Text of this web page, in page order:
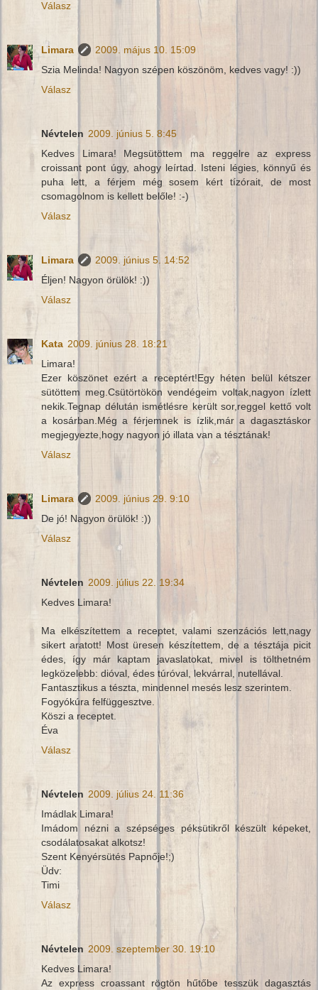
Válasz
Limara
2009. május 10. 15:09
Szia Melinda! Nagyon szépen köszönöm, kedves vagy! :))
Válasz
Névtelen 2009. június 5. 8:45
Kedves Limara! Megsütöttem ma reggelre az express
croissant pont úgy, ahogy leírtad. Isteni légies, könnyű és
puha lett, a férjem még sosem kért tízórait, de most
csomagolnom is kellett belőle! :-)
Válasz
Limara
2009. június 5. 14:52
Éljen! Nagyon örülök! :))
Válasz
Kata 2009. június 28. 18:21
Limara!
Ezer köszönet ezért a receptért!Egy héten belül kétszer
sütöttem meg.Csütörtökön vendégeim voltak,nagyon ízlett
nekik.Tegnap délután ismétlésre került sor,reggel kettő volt
a kosárban.Még a férjemnek is ízlik,már a dagasztáskor
megjegyezte,hogy nagyon jó illata van a tésztának!
Válasz
Limara
2009. június 29. 9:10
De jó! Nagyon örülök! :))
Válasz
Névtelen 2009. július 22. 19:34
Kedves Limara!
Ma elkészítettem a receptet, valami szenzációs lett,nagy
sikert aratott! Most üresen készítettem, de a tésztája picit
édes, így már kaptam javaslatokat, mivel is tölthetném
legközelebb: dióval, édes túróval, lekvárral, nutellával.
Fantasztikus a tészta, mindennel mesés lesz szerintem.
Fogyókúra felfüggesztve.
Köszi a receptet.
Éva
Válasz
Névtelen 2009. július 24. 11:36
Imádlak Limara!
Imádom nézni a szépséges péksütikről készült képeket,
csodálatosakat alkotsz!
Szent Kenyérsütés Papnője!;)
Üdv:
Timi
Válasz
Névtelen 2009. szeptember 30. 19:10
Kedves Limara!
Az express croassant rögtön hűtőbe tesszük dagasztás